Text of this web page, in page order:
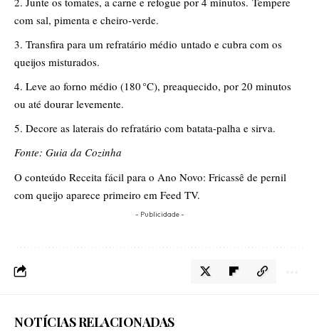
com sal, pimenta e cheiro-verde.
Transfira para um refratário médio untado e cubra com os
queijos misturados.
Leve ao forno médio (180 °C), preaquecido, por 20 minutos
ou até dourar levemente.
Decore as laterais do refratário com batata-palha e sirva.
Fonte: Guia da Cozinha
O conteúdo Receita fácil para o Ano Novo: Fricassê de pernil
com queijo aparece primeiro em Feed TV.
- Publicidade -
NOTÍCIAS RELACIONADAS